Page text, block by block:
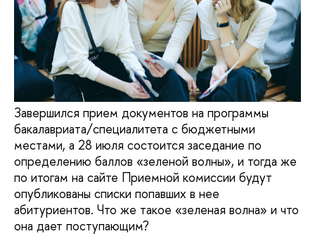
Завершился прием документов на программы
бакалавриата/специалитета с бюджетными
местами, а 28 июля состоится заседание по
определению баллов «зеленой волны», и тогда же
по итогам на сайте Приемной комиссии будут
опубликованы списки попавших в нее
абитуриентов. Что же такое «зеленая волна» и что
она дает поступающим?